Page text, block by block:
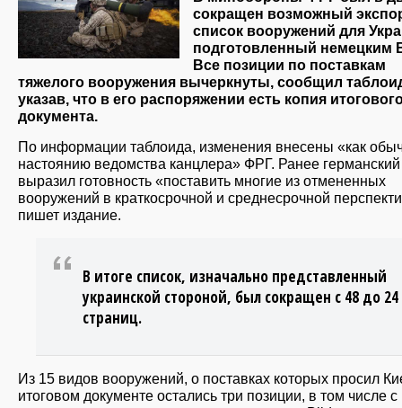
сокращен возможный
список вооружений для
подготовленный немецким
Все позиции по поставкам
тяжелого вооружения вычеркнуты, сообщил
указав, что в его распоряжении есть копия
документа.
По информации таблоида, изменения внесены «как
настоянию ведомства канцлера» ФРГ. Ранее
выразил готовность «поставить многие из отмененных
вооружений в краткосрочной и среднесрочной
пишет издание.
В итоге список, изначально представленный
украинской стороной, был сокращен с 48 до 24
страниц.
Из 15 видов вооружений, о поставках которых просил
итоговом документе остались три позиции, в том числе с